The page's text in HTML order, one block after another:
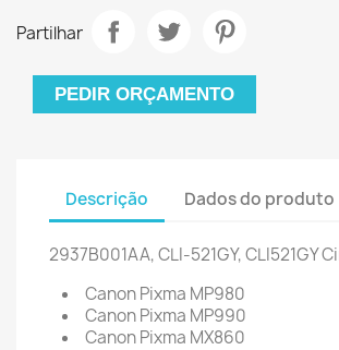
Partilhar
PEDIR ORÇAMENTO
Descrição Dados do produto
2937B001AA, CLI-521GY, CLI521GY
Canon Pixma MP980
Canon Pixma MP990
Canon Pixma MX860